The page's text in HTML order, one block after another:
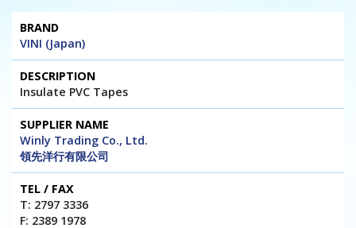
Brand
Fax
VINI (Japan)
Insulate PVC Tapes
Winly Trading Co., Ltd.
領先洋行有限公司
T: 2797 3336
F: 2389 1978